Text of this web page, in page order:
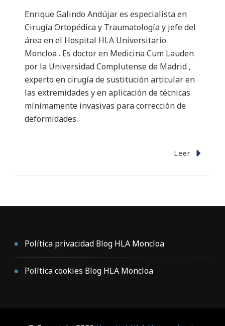
Enrique Galindo Andújar es especialista en
Cirugía Ortopédica y Traumatología y jefe del
área en el Hospital HLA Universitario
Moncloa . Es doctor en Medicina Cum Lauden
por la Universidad Complutense de Madrid ,
experto en cirugía de sustitución articular en
las extremidades y en aplicación de técnicas
mínimamente invasivas para corrección de
deformidades.
Leer
Política privacidad Blog HLA Moncloa
Política cookies Blog HLA Moncloa